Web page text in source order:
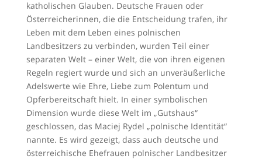
katholischen Glauben. Deutsche Frauen oder
Österreicherinnen, die die Entscheidung trafen, ihr
Leben mit dem Leben eines polnischen
Landbesitzers zu verbinden, wurden Teil einer
separaten Welt – einer Welt, die von ihren eigenen
Regeln regiert wurde und sich an unveräußerliche
Adelswerte wie Ehre, Liebe zum Polentum und
Opferbereitschaft hielt. In einer symbolischen
Dimension wurde diese Welt im „Gutshaus“
geschlossen, das Maciej Rydel „polnische Identität“
nannte. Es wird gezeigt, dass auch deutsche und
österreichische Ehefrauen polnischer Landbesitzer